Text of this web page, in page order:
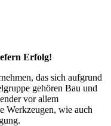
Erfolg!
das sich aufgrund
gehören Bau und
vor allem
Werkzeugen, wie auch